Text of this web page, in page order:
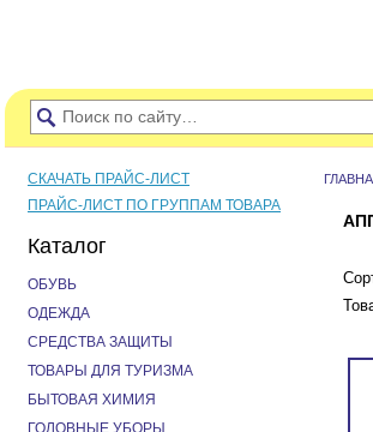
СКАЧАТЬ ПРАЙС-ЛИСТ
ПРАЙС-ЛИСТ ПО ГРУППАМ ТОВАРА
Каталог
ОБУВЬ
ОДЕЖДА
СРЕДСТВА ЗАЩИТЫ
ТОВАРЫ ДЛЯ ТУРИЗМА
БЫТОВАЯ ХИМИЯ
ГОЛОВНЫЕ УБОРЫ